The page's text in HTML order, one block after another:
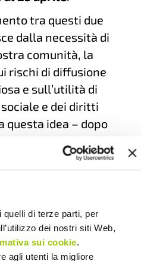
di terze parti, per
dei nostri siti Web,
sui cookie.
agli utenti la migliore
tra questi due
dalla necessità di
comunità, la
rischi di diffusione
e sull’utilità di
e dei diritti
questa idea – dopo
di tutta la
con le proprie
le proprie
per costruire